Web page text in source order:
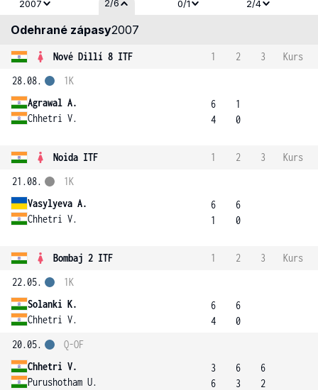
2007 2/6 0/1 2/4
Odehrané zápasy2007
Nové Dillí 8 ITF 1 2 3
Kurs
28.08.
Agrawal A.
Chhetri V.
1K
6
4
1
0
Noida ITF 1 2 3
Kurs
21.08.
Vasylyeva A.
Chhetri V.
1K
6
1
6
0
Bombaj 2 ITF 1 2 3
Kurs
22.05.
Solanki K.
Chhetri V.
1K
6
4
6
0
20.05.
Chhetri V.
Purushotham U.
Q-OF
3
6
6
3
6
2